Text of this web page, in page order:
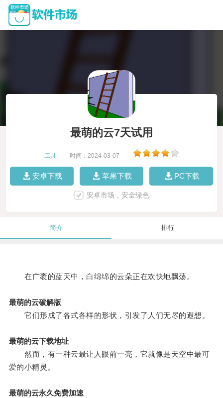
最萌的云7天试用
工具 时间：2024-03-07
安卓下载 苹果下载 PC下载
安卓市场，安全绿色
简介 排行
在广袤的蓝天中，白绵绵的云朵正在欢快地飘荡。
最萌的云破解版
它们形成了各式各样的形状，引发了人们无尽的遐想。
最萌的云下载地址
然而，有一种云最让人眼前一亮，它就像是天空中最可
爱的小精灵。
最萌的云永久免费加速